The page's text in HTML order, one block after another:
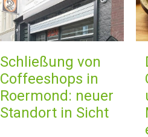
Schließung von
Coffeeshops in
Roermond: neuer
Standort in Sicht